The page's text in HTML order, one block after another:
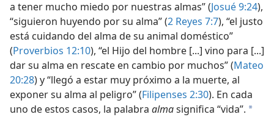
a tener mucho miedo por nuestras almas” (Josué 9:24),
“siguieron huyendo por su alma” (2 Reyes 7:7), “el justo
está cuidando del alma de su animal doméstico”
(Proverbios 12:10), “el Hijo del hombre [...] vino para [...]
dar su alma en rescate en cambio por muchos” (Mateo
20:28) y “llegó a estar muy próximo a la muerte, al
exponer su alma al peligro” (Filipenses 2:30). En cada
uno de estos casos, la palabra almasignifica “vida”. a